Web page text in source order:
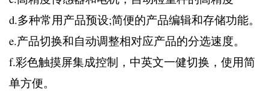
d.多种常用产品预设;简便的产品编辑和存储功能。
e.产品切换和自动调整相对应产品的分选速度。
f.彩色触摸屏集成控制，中英文一健切换，使用简
单方便。